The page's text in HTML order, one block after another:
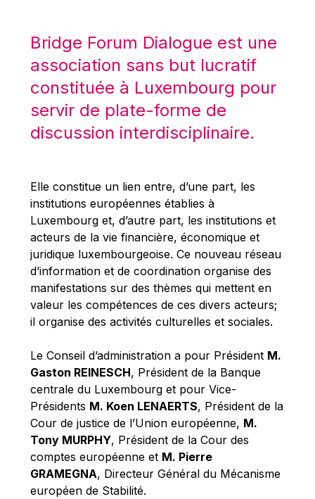
Maroš ŠEFČOVIČ
Martin Bailey
Martine Reicherts
Michael Berry
Michael Palmer
Mireille Delmas-Marty
Nobuo Tanaka
Otmar Issing
Paolo Mengozzi
Paschal Donohoe
Pat Cox
Patrizia Nanz
Philippe Maystadt
Pierre Gramegna
Richard Pelly
Robert Goebbels
Robert REYNDERS
Robert WEIDES
Rolf Tarrach
Bridge Forum Dialogue est une
association sans but lucratif
constituée à Luxembourg pour
servir de plate-forme de
discussion interdisciplinaire.
Elle constitue un lien entre, d’une part, les
institutions européennes établies à
Luxembourg et, d’autre part, les institutions et
acteurs de la vie financière, économique et
juridique luxembourgeoise. Ce nouveau réseau
d’information et de coordination organise des
manifestations sur des thèmes qui mettent en
valeur les compétences de ces divers acteurs;
il organise des activités culturelles et sociales.
Le Conseil d’administration a pour Président M.
Gaston REINESCH, Président de la Banque
centrale du Luxembourg et pour Vice-
Présidents M. Koen LENAERTS, Président de la
Cour de justice de l’Union européenne, M.
Tony MURPHY, Président de la Cour des
comptes européenne et M. Pierre
GRAMEGNA, Directeur Général du Mécanisme
européen de Stabilité.